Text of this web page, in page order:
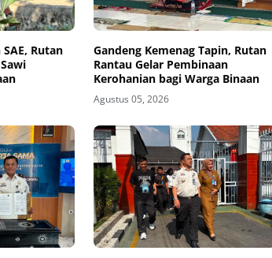
Rutan
Gandeng Kemenag Tapin, Rutan
Rantau Gelar Pembinaan
Kerohanian bagi Warga Binaan
Agustus 05, 2026